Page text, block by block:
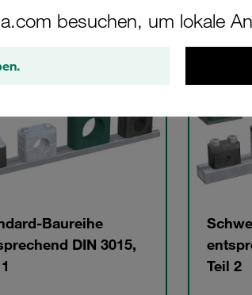
besuchen, um lokale
Baureihe
DIN 3015,
Teil 2